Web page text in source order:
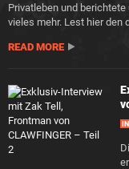
Privatleben und
vieles mehr. Lest hier den
READ MORE